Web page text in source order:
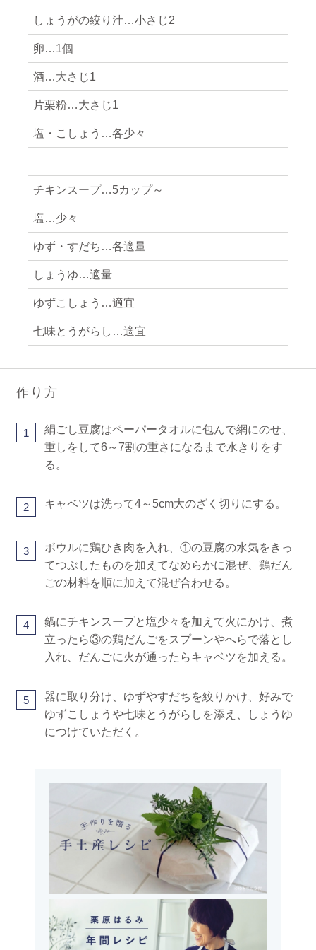
しょうがの絞り汁…小さじ2
卵…1個
酒…大さじ1
片栗粉…大さじ1
塩・こしょう…各少々
チキンスープ…5カップ～
塩…少々
ゆず・すだち…各適量
しょうゆ…適量
ゆずこしょう…適宜
七味とうがらし…適宜
作り方
1
絹ごし豆腐はペーパータオルに包んで網にのせ、
重しをして6～7割の重さになるまで水きりをす
る。
2 キャベツは洗って4～5cm大のざく切りにする。
3
ボウルに鶏ひき肉を入れ、①の豆腐の水気をきっ
てつぶしたものを加えてなめらかに混ぜ、鶏だん
ごの材料を順に加えて混ぜ合わせる。
4
鍋にチキンスープと塩少々を加えて火にかけ、煮
立ったら③の鶏だんごをスプーンやへらで落とし
入れ、だんごに火が通ったらキャベツを加える。
5
器に取り分け、ゆずやすだちを絞りかけ、好みで
ゆずこしょうや七味とうがらしを添え、しょうゆ
につけていただく。